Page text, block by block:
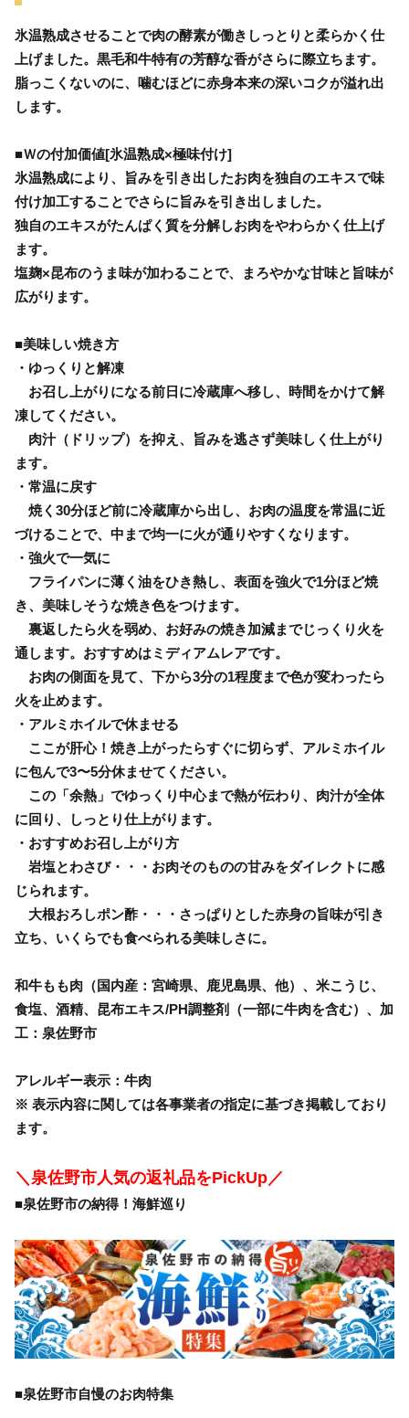
氷温熟成させることで肉の酵素が働きしっとりと柔らかく仕
上げました。黒毛和牛特有の芳醇な香がさらに際立ちます。
脂っこくないのに、噛むほどに赤身本来の深いコクが溢れ出
します。
■Ｗの付加価値[氷温熟成×極味付け]
氷温熟成により、旨みを引き出したお肉を独自のエキスで味
付け加工することでさらに旨みを引き出しました。
独自のエキスがたんぱく質を分解しお肉をやわらかく仕上げ
ます。
塩麹×昆布のうま味が加わることで、まろやかな甘味と旨味が
広がります。
■美味しい焼き方
・ゆっくりと解凍
お召し上がりになる前日に冷蔵庫へ移し、時間をかけて解
凍してください。
肉汁（ドリップ）を抑え、旨みを逃さず美味しく仕上がり
ます。
・常温に戻す
焼く30分ほど前に冷蔵庫から出し、お肉の温度を常温に近
づけることで、中まで均一に火が通りやすくなります。
・強火で一気に
フライパンに薄く油をひき熱し、表面を強火で1分ほど焼
き、美味しそうな焼き色をつけます。
裏返したら火を弱め、お好みの焼き加減までじっくり火を
通します。おすすめはミディアムレアです。
お肉の側面を見て、下から3分の1程度まで色が変わったら
火を止めます。
・アルミホイルで休ませる
ここが肝心！焼き上がったらすぐに切らず、アルミホイル
に包んで3〜5分休ませてください。
この「余熱」でゆっくり中心まで熱が伝わり、肉汁が全体
に回り、しっとり仕上がります。
・おすすめお召し上がり方
岩塩とわさび・・・お肉そのものの甘みをダイレクトに感
じられます。
大根おろしポン酢・・・さっぱりとした赤身の旨味が引き
立ち、いくらでも食べられる美味しさに。
和牛もも肉（国内産：宮崎県、鹿児島県、他）、米こうじ、
食塩、酒精、昆布エキス/PH調整剤（一部に牛肉を含む）、加
工：泉佐野市
アレルギー表示：牛肉
※ 表示内容に関しては各事業者の指定に基づき掲載しており
ます。
＼泉佐野市人気の返礼品をPickUp／
■泉佐野市の納得！海鮮巡り
■泉佐野市自慢のお肉特集